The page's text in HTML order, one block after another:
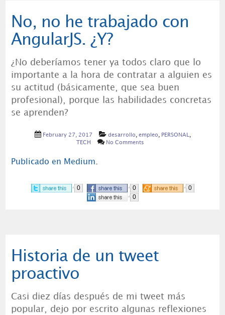
No, no he trabajado con
AngularJS. ¿Y?
¿No deberíamos tener ya todos claro que lo
importante a la hora de contratar a alguien es
su actitud (básicamente, que sea buen
profesional), porque las habilidades concretas
se aprenden?
February 27, 2017 desarrollo empleo PERSONAL
TECH
No Comments
Publicado en Medium.
0 0
0
0
Historia de un tweet
proactivo
Casi diez días después de mi tweet más
popular, dejo por escrito algunas reflexiones